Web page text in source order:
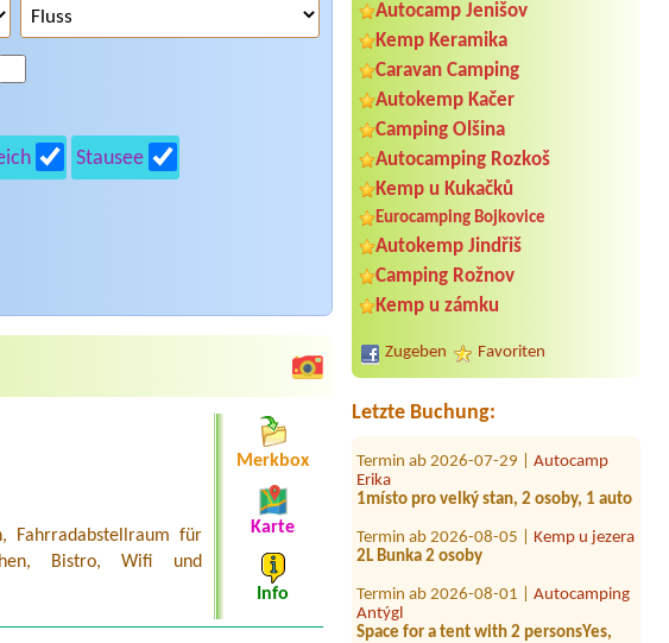
Autocamp Jenišov
Kemp Keramika
Caravan Camping
Autokemp Kačer
Camping Olšina
Autocamping Rozkoš
Kemp u Kukačků
Eurocamping Bojkovice
Autokemp Jindřiš
Camping Rožnov
Kemp u zámku
Zugeben Favoriten
Letzte Buchung:
Termin ab 2026-08-17 |
mě dobrý Annín II
1 místo na obytné auto, el. Přípojku,
4osoby
Termin ab 2026-07-27 |Camping
Mlýn Boskovice
(dospělý + roční dítě)
Erika
1místo pro velký stan, 2 osoby, 1 auto
2L Bunka 2 osoby
Antýgl
Space for a tent with 2 personsYes,
one car. With electra
Stausee
Fahrradabstellraum für
Bistro, Wifi und
Merkbox
Karte
Info